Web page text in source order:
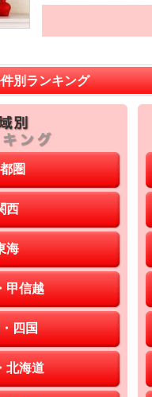
別ランキング
圏
西
海
甲信越
四国
北海道